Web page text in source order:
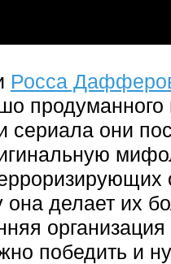
Росса
продуманного
сериала они
она делает их
победить и